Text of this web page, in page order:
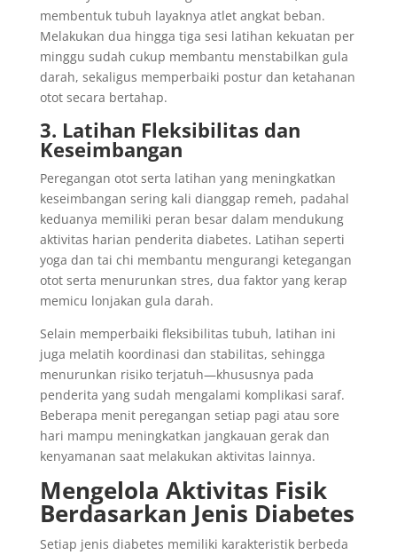
membentuk tubuh layaknya atlet angkat beban.
Melakukan dua hingga tiga sesi latihan kekuatan per
minggu sudah cukup membantu menstabilkan gula
darah, sekaligus memperbaiki postur dan ketahanan
otot secara bertahap.
3. Latihan Fleksibilitas dan
Keseimbangan
Peregangan otot serta latihan yang meningkatkan
keseimbangan sering kali dianggap remeh, padahal
keduanya memiliki peran besar dalam mendukung
aktivitas harian penderita diabetes. Latihan seperti
yoga dan tai chi membantu mengurangi ketegangan
otot serta menurunkan stres, dua faktor yang kerap
memicu lonjakan gula darah.
Selain memperbaiki fleksibilitas tubuh, latihan ini
juga melatih koordinasi dan stabilitas, sehingga
menurunkan risiko terjatuh—khususnya pada
penderita yang sudah mengalami komplikasi saraf.
Beberapa menit peregangan setiap pagi atau sore
hari mampu meningkatkan jangkauan gerak dan
kenyamanan saat melakukan aktivitas lainnya.
Mengelola Aktivitas Fisik
Berdasarkan Jenis Diabetes
Setiap jenis diabetes memiliki karakteristik berbeda